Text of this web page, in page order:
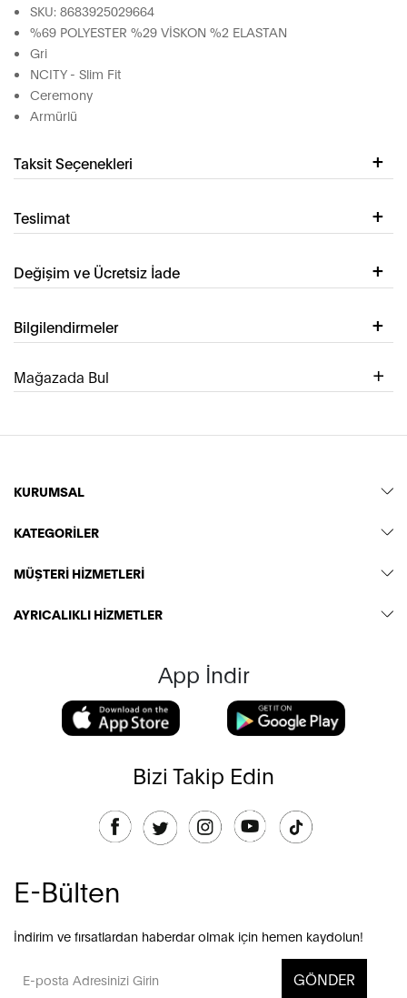
SKU: 8683925029664
%69 POLYESTER %29 VİSKON %2 ELASTAN
Gri
NCITY - Slim Fit
Ceremony
Armürlü
Taksit Seçenekleri
Teslimat
Değişim ve Ücretsiz İade
Bilgilendirmeler
Mağazada Bul
KURUMSAL
KATEGORİLER
MÜŞTERİ HİZMETLERİ
AYRICALIKLI HİZMETLER
App İndir
Bizi Takip Edin
E-Bülten
İndirim ve fırsatlardan haberdar olmak için hemen kaydolun!
GÖNDER